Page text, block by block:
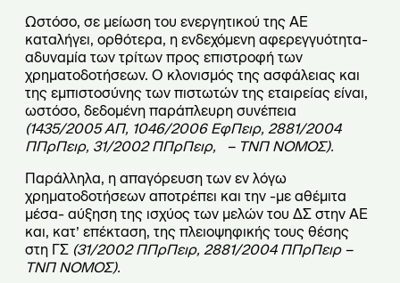
Ωστόσο, σε μείωση του ενεργητικού της ΑΕ
καταλήγει, ορθότερα, η ενδεχόμενη αφερεγγυότητα-
αδυναμία των τρίτων προς επιστροφή των
χρηματοδοτήσεων. Ο κλονισμός της ασφάλειας και
της εμπιστοσύνης των πιστωτών της εταιρείας είναι,
ωστόσο, δεδομένη παράπλευρη συνέπεια
(1435/2005 ΑΠ, 1046/2006 ΕφΠειρ, 2881/2004
ΠΠρΠειρ, 31/2002 ΠΠρΠειρ, – ΤΝΠ ΝΟΜΟΣ).
Παράλληλα, η απαγόρευση των εν λόγω
χρηματοδοτήσεων αποτρέπει και την -με αθέμιτα
μέσα- αύξηση της ισχύος των μελών του ΔΣ στην ΑΕ
και, κατ’ επέκταση, της πλειοψηφικής τους θέσης
στη ΓΣ (31/2002 ΠΠρΠειρ, 2881/2004 ΠΠρΠειρ –
ΤΝΠ ΝΟΜΟΣ).